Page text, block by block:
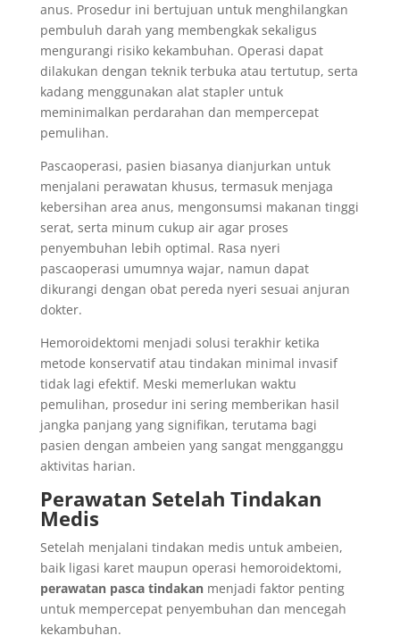
anus. Prosedur ini bertujuan untuk menghilangkan
pembuluh darah yang membengkak sekaligus
mengurangi risiko kekambuhan. Operasi dapat
dilakukan dengan teknik terbuka atau tertutup, serta
kadang menggunakan alat stapler untuk
meminimalkan perdarahan dan mempercepat
pemulihan.
Pascaoperasi, pasien biasanya dianjurkan untuk
menjalani perawatan khusus, termasuk menjaga
kebersihan area anus, mengonsumsi makanan tinggi
serat, serta minum cukup air agar proses
penyembuhan lebih optimal. Rasa nyeri
pascaoperasi umumnya wajar, namun dapat
dikurangi dengan obat pereda nyeri sesuai anjuran
dokter.
Hemoroidektomi menjadi solusi terakhir ketika
metode konservatif atau tindakan minimal invasif
tidak lagi efektif. Meski memerlukan waktu
pemulihan, prosedur ini sering memberikan hasil
jangka panjang yang signifikan, terutama bagi
pasien dengan ambeien yang sangat mengganggu
aktivitas harian.
Perawatan Setelah Tindakan
Medis
Setelah menjalani tindakan medis untuk ambeien,
baik ligasi karet maupun operasi hemoroidektomi,
perawatan pasca tindakanmenjadi faktor penting
untuk mempercepat penyembuhan dan mencegah
kekambuhan.